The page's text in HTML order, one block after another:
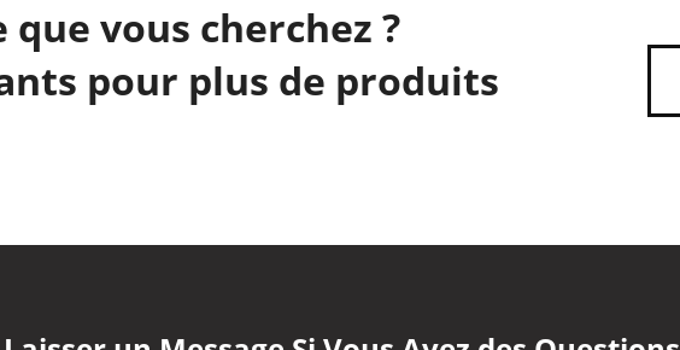
vous cherchez ?
pour plus de produits